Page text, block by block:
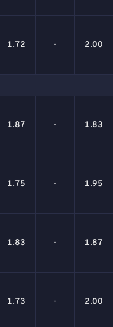
1.72 - 2.00
1.87 - 1.83
1.75 - 1.95
1.83 - 1.87
1.73 - 2.00